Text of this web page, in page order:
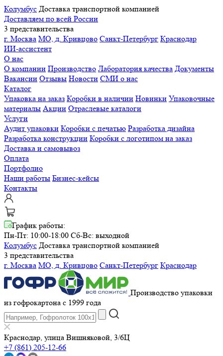
Колумбус Доставка транспортной компанией
Доставляем по всей России
3 представительства
г. Москва МО, д. Кривцово Санкт-Петербург Краснодар
ИИ-ассистент
О нас
О компании Производство Лаборатория качества Документы
Вакансии Отзывы Новости СМИ о нас
Каталог
Упаковка на заказ Коробки в наличии Новинки Упаковочные
материалы Акции Отраслевые каталоги
Услуги
Аудит упаковки Коробки с печатью Разработка дизайна
Разработка конструкции Коробки с логотипом на заказ
Доставка и самовывоз
Оплата
Портфолио
Наши работы Бизнес-кейсы
Контакты
График работы:
Пн-Пт: 10:00-18:00 Сб-Вс: выходной
Колумбус Доставка транспортной компанией
3 представительства
г. Москва МО, д. Кривцово Санкт-Петербург Краснодар
Производство упаковки
из гофрокартона с 1999 года
Краснодар, улица Вишняковой, 3/6Ц
+7 (861) 205-12-66